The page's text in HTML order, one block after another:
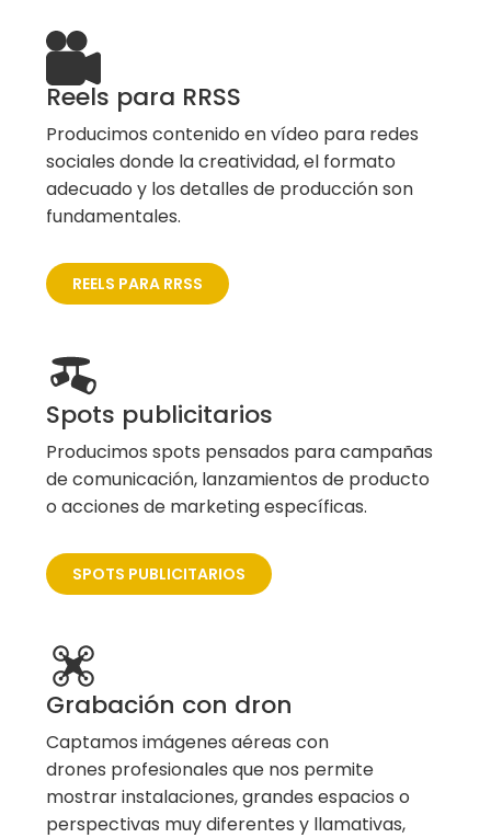
Reels para RRSS
Producimos contenido en vídeo para redes
sociales donde la creatividad, el formato
adecuado y los detalles de producción son
fundamentales.
REELS PARA RRSS
Spots publicitarios
Producimos spots pensados para campañas
de comunicación, lanzamientos de producto
o acciones de marketing específicas.
SPOTS PUBLICITARIOS
Grabación con dron
Captamos imágenes aéreas con
drones profesionales que nos permite
mostrar instalaciones, grandes espacios o
perspectivas muy diferentes y llamativas,